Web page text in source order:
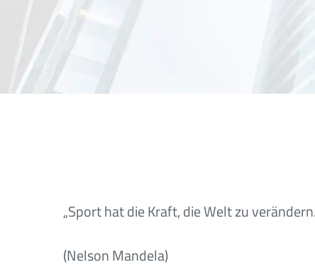
„Sport hat die Kraft, die Welt zu
(Nelson Mandela)